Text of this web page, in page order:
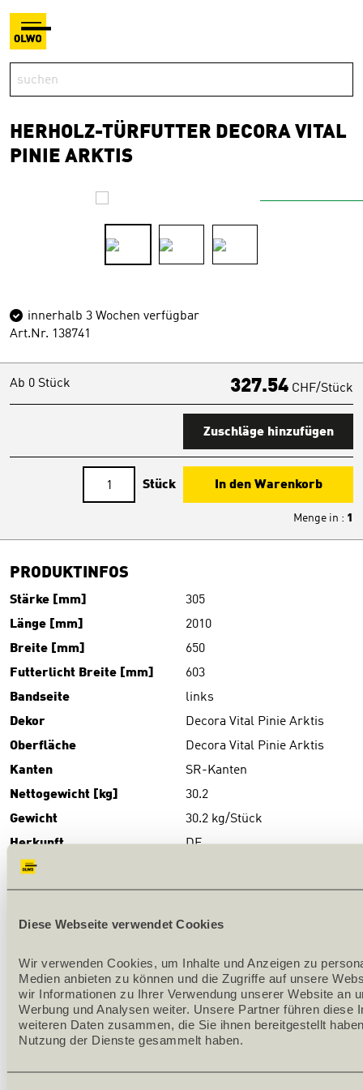
Diese Webseite verwendet Cookies
Wir verwenden Cookies, um Inhalte und Anzeigen zu
Medien anbieten zu können und die Zugriffe auf unsere
wir Informationen zu Ihrer Verwendung unserer Website an
Werbung und Analysen weiter. Unsere Partner führen diese
weiteren Daten zusammen, die Sie ihnen bereitgestellt
Nutzung der Dienste gesammelt haben.
HERHOLZ-TÜRFUTTER DECORA VITAL
PINIE ARKTIS
innerhalb 3 Wochen verfügbar
Art.Nr. 138741
Ab 0 Stück 327.54 CHF/Stück
Zuschläge hinzufügen
Stück In den Warenkorb
Menge in : 1
PRODUKTINFOS
Stärke [mm]
305
Länge [mm]
2010
Breite [mm]
650
Futterlicht Breite [mm]
603
Bandseite
links
Dekor
Decora Vital Pinie Arktis
Oberfläche
Decora Vital Pinie Arktis
Kanten
SR-Kanten
Nettogewicht [kg]
30.2
Gewicht
30.2 kg/Stück
Herkunft
DE
DOWNLOADS
Serienproduktion
Oberfläche: Melamin-CPL-Laminat belegt